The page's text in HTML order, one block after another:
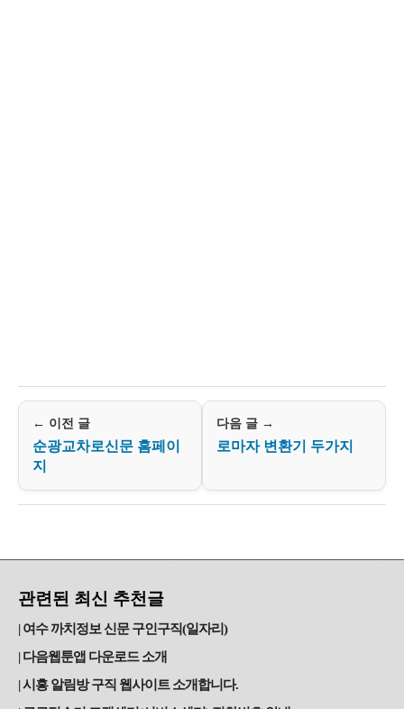
← 이전 글
순광교차로신문 홈페이
지
다음 글 →
로마자 변환기 두가지
관련된 최신 추천글
여수 까치정보 신문 구인구직(일자리)
다음웹툰앱 다운로드 소개
시흥 알림방 구직 웹사이트 소개합니다.